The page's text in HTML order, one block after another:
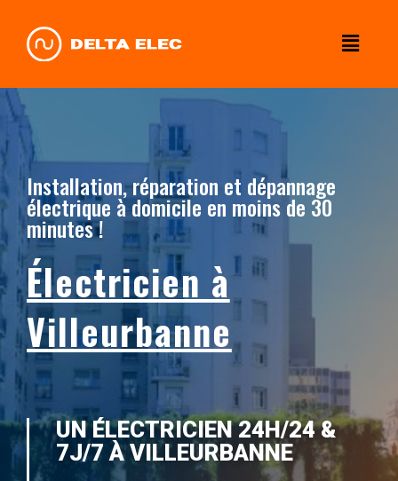
Installation, réparation et dépannage
électrique à domicile en moins de 30
minutes !
Électricien à
Villeurbanne
UN ÉLECTRICIEN 24H/24 &
7J/7 À VILLEURBANNE